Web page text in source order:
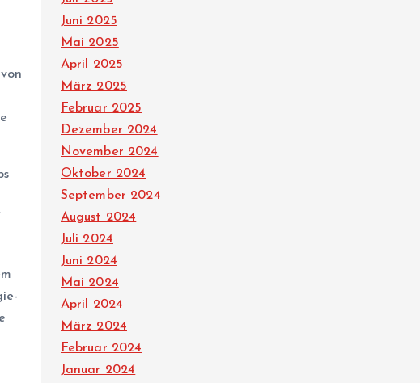
Juni 2025
Mai 2025
April 2025
März 2025
Februar 2025
Dezember 2024
November 2024
Oktober 2024
September 2024
August 2024
Juli 2024
Juni 2024
Mai 2024
April 2024
März 2024
Februar 2024
Januar 2024